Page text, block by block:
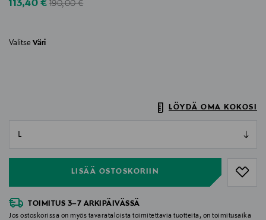
Discounted Price
113,40 €190,00 €
Valitse Väri
LÖYDÄ OMA KOKOSI
LISÄÄ OSTOSKORIIN
TOIMITUS 3–7 ARKIPÄIVÄSSÄ
Jos ostoskorissa on myös tavarataloista toimitettavia tuotteita, on toimitusaika